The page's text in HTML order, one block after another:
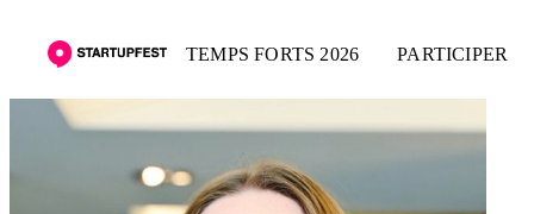
TEMPS FORTS 2026 PARTICIPER